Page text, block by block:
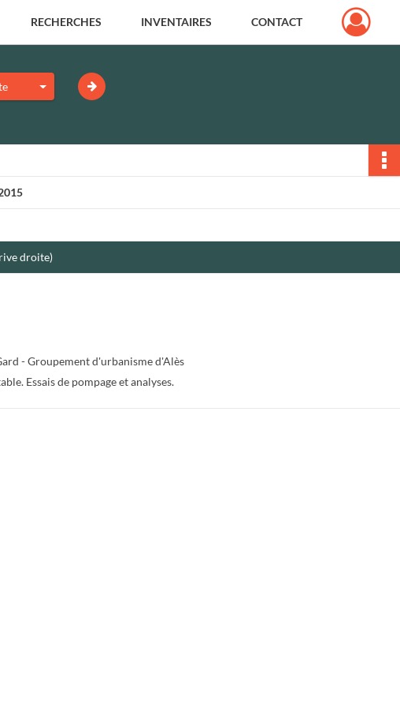
RECHERCHES INVENTAIRES CONTACT
droite)
- Groupement d'urbanisme d'Alès
Essais de pompage et analyses.